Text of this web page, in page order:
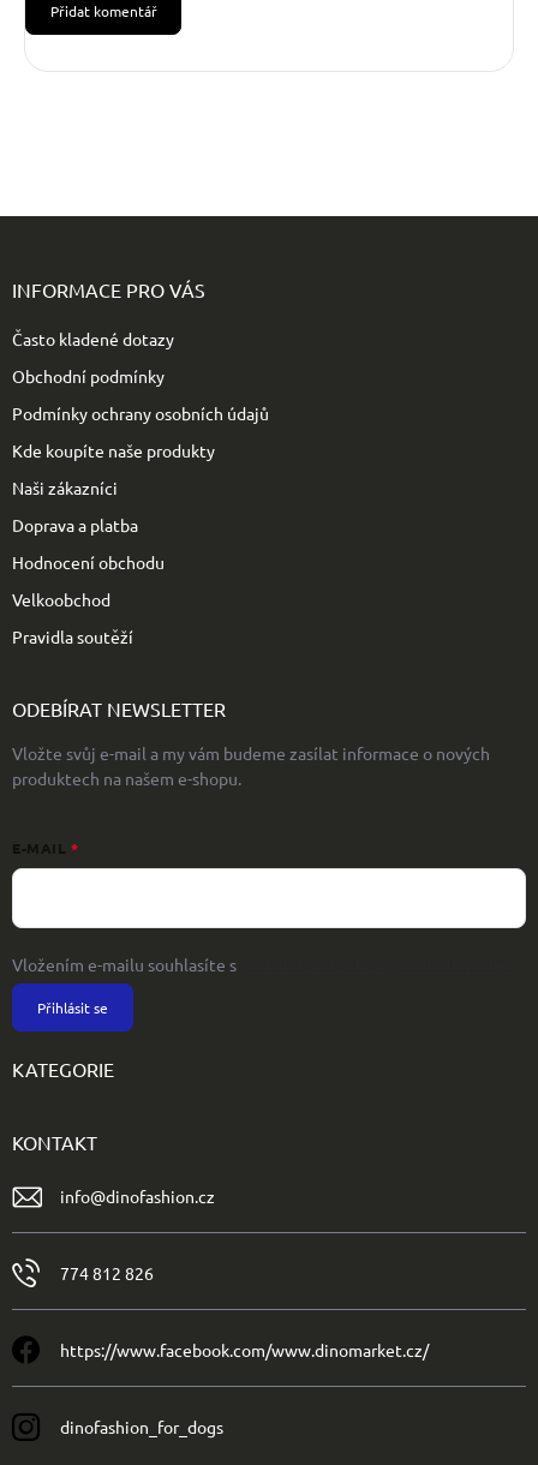
Přidat komentář
INFORMACE PRO VÁS
Často kladené dotazy
Obchodní podmínky
Podmínky ochrany osobních údajů
Kde koupíte naše produkty
Naši zákazníci
Doprava a platba
Hodnocení obchodu
Velkoobchod
Pravidla soutěží
ODEBÍRAT NEWSLETTER
Vložte svůj e-mail a my vám budeme zasílat informace o nových
produktech na našem e-shopu.
E-MAIL
Vložením e-mailu souhlasíte s
Přihlásit se
KATEGORIE
KONTAKT
info@dinofashion.cz
774 812 826
https://www.facebook.com/www.dinomarket.cz/
dinofashion_for_dogs